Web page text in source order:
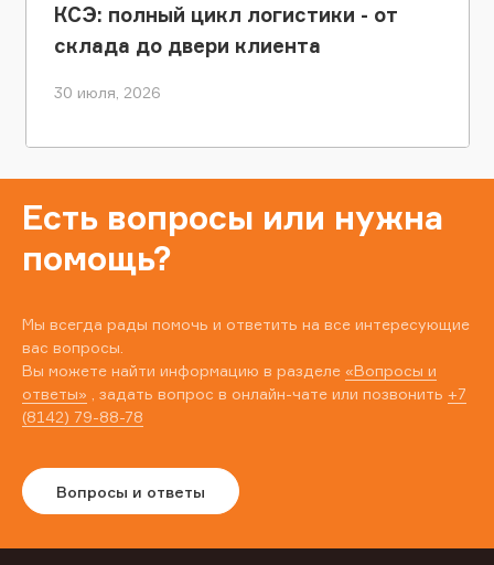
КСЭ: полный цикл логистики - от
склада до двери клиента
30 июля, 2026
Есть вопросы или нужна
помощь?
Мы всегда рады помочь и ответить на все интересующие
вас вопросы.
Вы можете найти информацию в разделе «Вопросы и
ответы» , задать вопрос в онлайн-чате или позвонить +7
(8142) 79-88-78
Вопросы и ответы